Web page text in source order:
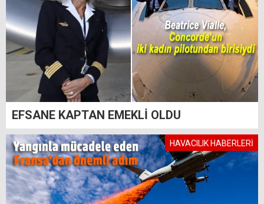
EFSANE KAPTAN EMEKLİ OLDU
HAVACILIK HABERLERİ